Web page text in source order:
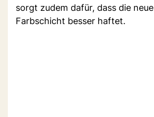
sorgt zudem dafür, dass die neue
Farbschicht besser haftet.